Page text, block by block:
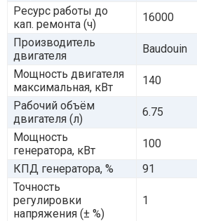
Ресурс работы до
кап. ремонта (ч)
16000
Производитель
двигателя
Baudouin
Мощность двигателя
максимальная, кВт
140
Рабочий объём
двигателя (л)
6.75
Мощность
генератора, кВт
100
КПД генератора, %
91
Точность
регулировки
напряжения (± %)
1